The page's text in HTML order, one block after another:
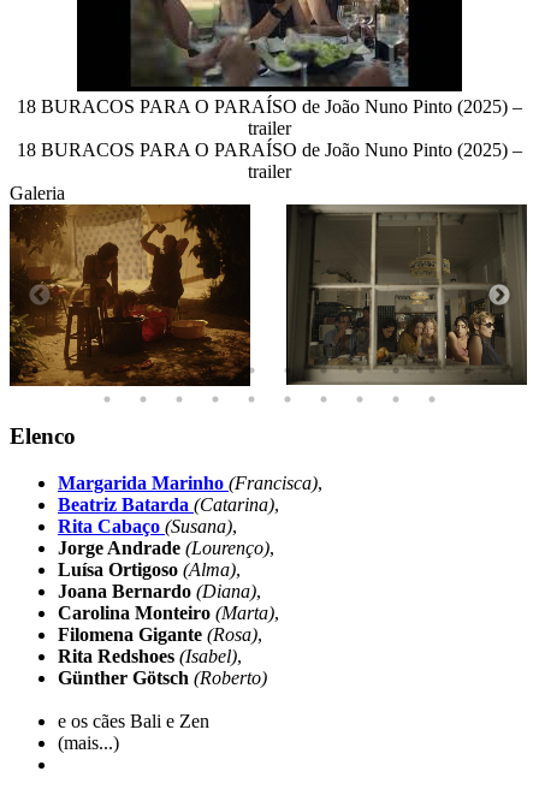
18 BURACOS PARA O PARAÍSO de João Nuno Pinto (2025) –
trailer
18 BURACOS PARA O PARAÍSO de João Nuno Pinto (2025) –
trailer
Galeria
Elenco
Margarida Marinho (Francisca),
Beatriz Batarda (Catarina),
Rita Cabaço (Susana),
Jorge Andrade (Lourenço),
Luísa Ortigoso (Alma),
Joana Bernardo (Diana),
Carolina Monteiro (Marta),
Filomena Gigante (Rosa),
Rita Redshoes (Isabel),
Günther Götsch (Roberto)
e os cães Bali e Zen
(mais...)